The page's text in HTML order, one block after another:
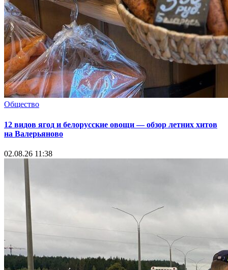
Общество
12 видов ягод и белорусские овощи — обзор летних хитов
на Валерьяново
02.08.26 11:38